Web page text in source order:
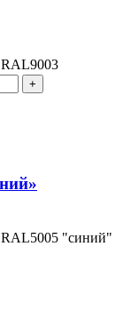
RAL9003
RAL5005 "синий"